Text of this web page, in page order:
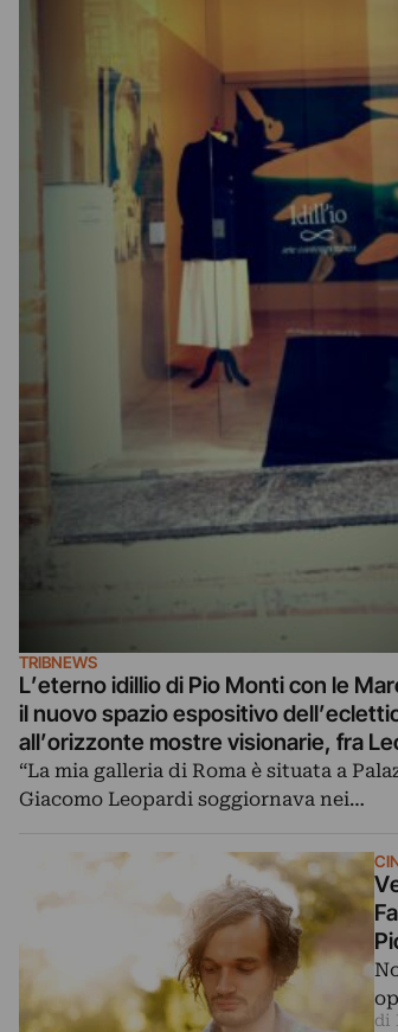
TRIBNEWS
L’eterno idillio di Pio Monti con le
il nuovo spazio espositivo
all’orizzonte mostre visionarie, fra
Paolo Pasolini
“La mia galleria di Roma è situata a
Giacomo Leopardi soggiornava nei…
di